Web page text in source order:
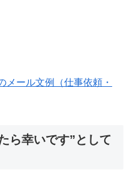
メール文例（仕事依頼・
ら幸いです”として